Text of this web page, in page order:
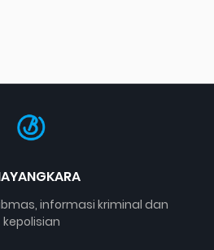
informasi kriminal dan
kepolisian